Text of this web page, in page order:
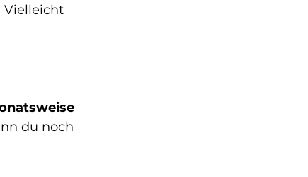
Vielleicht
du noch